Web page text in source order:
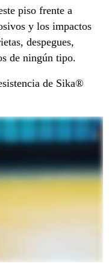
piso frente a
y los impactos
despegues,
de ningún tipo.
de Sika®